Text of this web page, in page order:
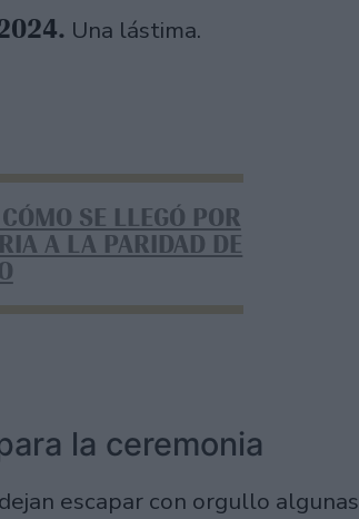
Una lástima.
SE LLEGÓ POR
A LA PARIDAD DE
la ceremonia
escapar con orgullo algunas